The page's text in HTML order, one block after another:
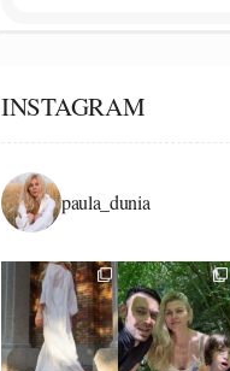
INSTAGRAM
paula_dunia